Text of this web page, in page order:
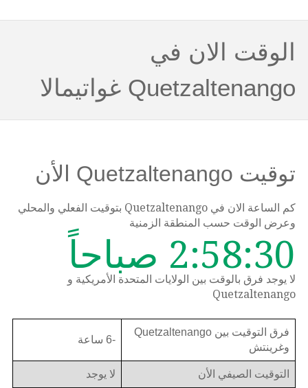
الوقت الان في
Quetzaltenango غواتيمالا
توقيت Quetzaltenango الأن
كم الساعة الان في Quetzaltenango بتوقيت الفعلي والمحلي
وعرض الوقت حسب المنطقة الزمنية
2:58:30 صباحاً
لا يوجد فرق بالوقت بين الولايات المتحدة الأمريكية و
Quetzaltenango
فرق التوقيت بين Quetzaltenango
وغرينتش
-6 ساعة
التوقيت الصيفي الأن لا يوجد